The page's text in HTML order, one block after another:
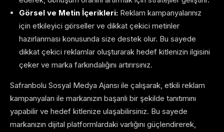
Görsel ve Metin İçerikleri: Reklam kampanyalarınız
için etkileyici görseller ve dikkat çekici metinler
hazırlanması konusunda size destek olur. Bu sayede
dikkat çekici reklamlar oluşturarak hedef kitlenizin ilgisini
çeker ve marka farkındalığını artırırsınız.
Safranbolu Sosyal Medya Ajansı ile çalışarak, etkili reklam
kampanyaları ile markanızın başarılı bir şekilde tanıtımını
yapabilir ve hedef kitlenize ulaşabilirsiniz. Bu sayede
markanızın dijital platformlardaki varlığını güçlendirerek,